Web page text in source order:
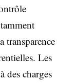
transparence
Les
des charges